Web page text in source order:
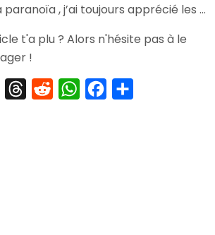
Beatles
Band
/
50
paranoïa , j’ai toujours apprécié les …
t'a plu ? Alors n'hésite pas à le
!
ThreadsRedditWhatsAppFacebook